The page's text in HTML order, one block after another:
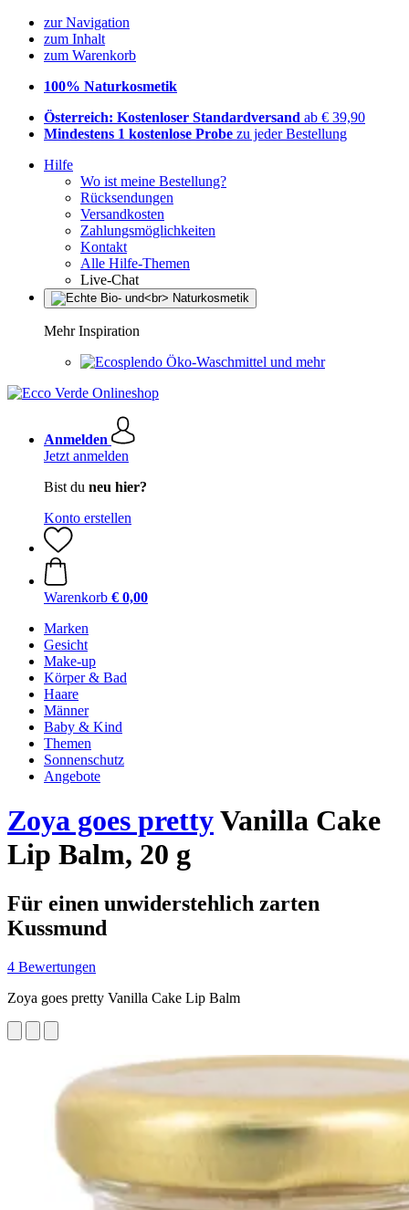
zur Navigation
zum Inhalt
zum Warenkorb
100% Naturkosmetik
Österreich: Kostenloser Standardversand ab € 39,90
Mindestens 1 kostenlose Probe zu jeder Bestellung
Hilfe
Wo ist meine Bestellung?
Rücksendungen
Versandkosten
Zahlungsmöglichkeiten
Kontakt
Alle Hilfe-Themen
Live-Chat
Mehr Inspiration
Öko-Waschmittel und mehr
Anmelden
Jetzt anmelden
Bist du neu hier?
Konto erstellen
Warenkorb € 0,00
Marken
Gesicht
Make-up
Körper & Bad
Haare
Männer
Baby & Kind
Themen
Sonnenschutz
Angebote
Zoya goes prettyVanilla Cake
Lip Balm, 20 g
Für einen unwiderstehlich zarten
Kussmund
4 Bewertungen
Zoya goes pretty Vanilla Cake Lip Balm